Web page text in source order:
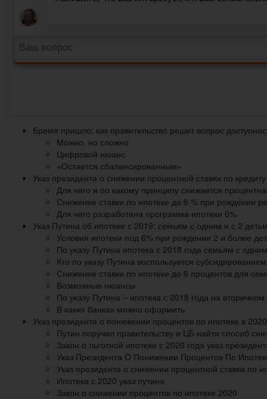
Бремя пришло: как правительство решит вопрос
Можно, но сложно
Цифровой нюанс
«Остается сбалансированным»
Указ президента о снижении процентной ставки по кредиту
Для чего и по какому принципу снижается
Снижение ставки по ипотеке до 6 % при рождении
Для чего разработана программа ипотеки 6%
Указ Путина об ипотеке с 2019: семьям с одним и с 2
Условия ипотеки под 6% при рождении 2 и более
По указу Путина ипотека с 2018 года семьям с
Кто по указу Путина воспользуется
Снижение ставки по ипотеке до 6 процентов для
Возможные нюансы
По указу Путина – ипотека с 2018 года на
В каких банках можно оформить
Указ президента о понижении процентов по ипотеке в
Путин поручил правительству и ЦБ найти способ
Закон о льготной ипотеке с 2020 года указ
Указ Президента О Понижении Процентов По
Указ президента о снижении процентной ставки по
Ипотека с 2020 указ путина
Закон о снижении процентов по ипотеке 2020